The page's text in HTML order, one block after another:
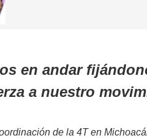
en andar
a nuestro
de la 4T en